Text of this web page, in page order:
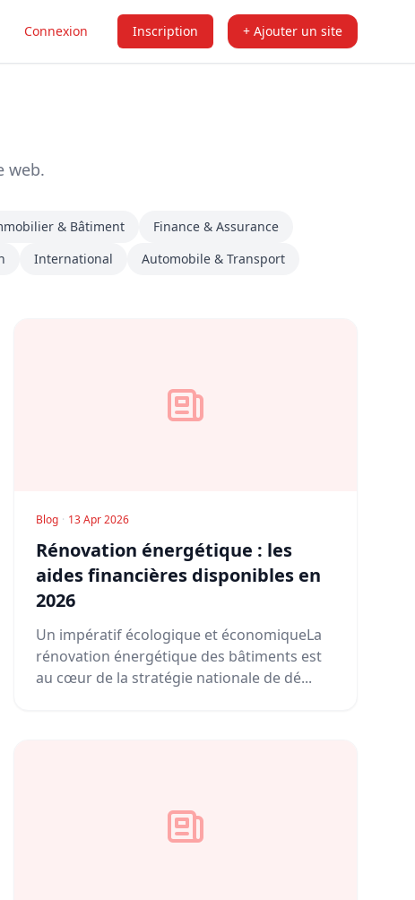
Connexion Inscription + Ajouter un site
web.
& Bâtiment
Finance & Assurance
International Automobile & Transport
Blog · 13 Apr 2026
Rénovation énergétique : les
aides financières disponibles en
2026
Un impératif écologique et économiqueLa
rénovation énergétique des bâtiments est
au cœur de la stratégie nationale de dé...